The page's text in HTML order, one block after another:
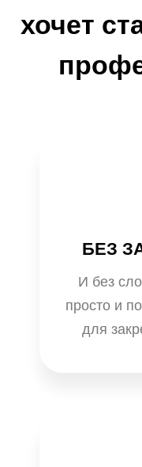
хочет
БЕЗ
И без
просто и
для